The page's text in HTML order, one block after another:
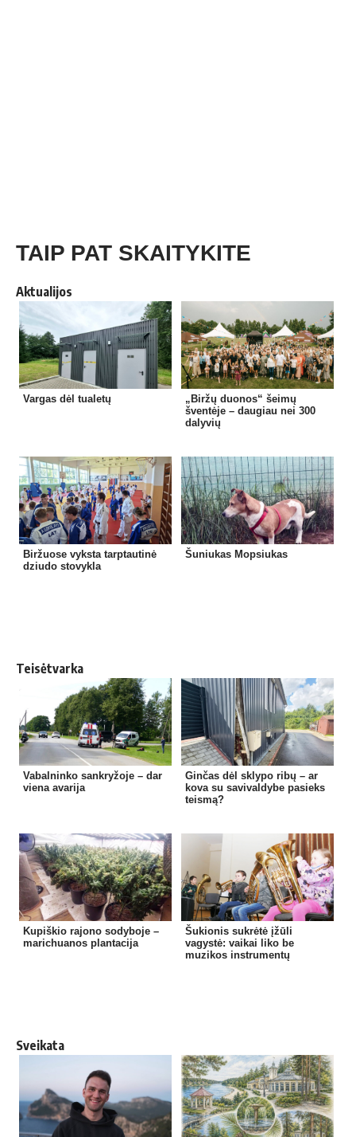
TAIP PAT SKAITYKITE
Aktualijos
Vargas dėl tualetų
„Biržų duonos“ šeimų
šventėje – daugiau nei 300
dalyvių
Biržuose vyksta tarptautinė
dziudo stovykla
Šuniukas Mopsiukas
Teisėtvarka
Vabalninko sankryžoje – dar
viena avarija
Ginčas dėl sklypo ribų – ar
kova su savivaldybe pasieks
teismą?
Kupiškio rajono sodyboje –
marichuanos plantacija
Šukionis sukrėtė įžūli
vagystė: vaikai liko be
muzikos instrumentų
Sveikata